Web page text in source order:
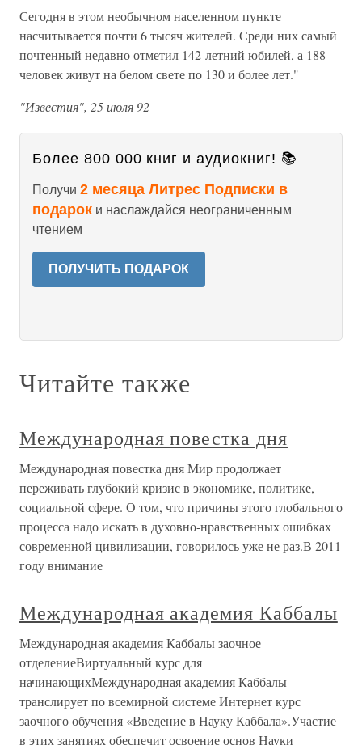
Сегодня в этом необычном населенном пункте
насчитывается почти 6 тысяч жителей. Среди них самый
почтенный недавно отметил 142-летний юбилей, а 188
человек живут на белом свете по 130 и более лет."
"Известия", 25 июля 92
Более 800 000 книг и аудиокниг! 📚
Получи 2 месяца Литрес Подписки в
подарок и наслаждайся неограниченным
чтением
ПОЛУЧИТЬ ПОДАРОК
Читайте также
Международная повестка дня
Международная повестка дня Мир продолжает
переживать глубокий кризис в экономике, политике,
социальной сфере. О том, что причины этого глобального
процесса надо искать в духовно-нравственных ошибках
современной цивилизации, говорилось уже не раз.В 2011
году внимание
Международная академия Каббалы
Международная академия Каббалы заочное
отделениеВиртуальный курс для
начинающихМеждународная академия Каббалы
транслирует по всемирной системе Интернет курс
заочного обучения «Введение в Науку Каббала».Участие
в этих занятиях обеспечит освоение основ Науки